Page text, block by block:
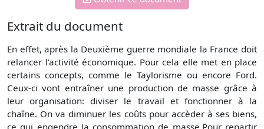
Extrait du document
En effet, après la Deuxième guerre mondiale la France doit
relancer l'activité économique. Pour cela elle met en place
certains concepts, comme le Taylorisme ou encore Ford.
Ceux-ci vont entraîner une production de masse grâce à
leur organisation: diviser le travail et fonctionner à la
chaîne. On va diminuer les coûts pour accèder à ses biens,